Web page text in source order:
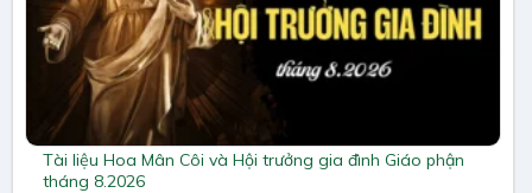
Tài liệu Hoa Mân Côi và Hội trưởng gia đình Giáo phận
tháng 8.2026